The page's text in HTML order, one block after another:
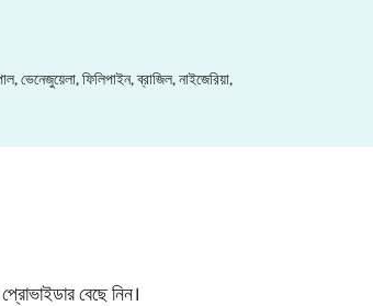
ভেনেজুয়েলা, ফিলিপাইন, ব্রাজিল, নাইজেরিয়া,
বেছে নিন।